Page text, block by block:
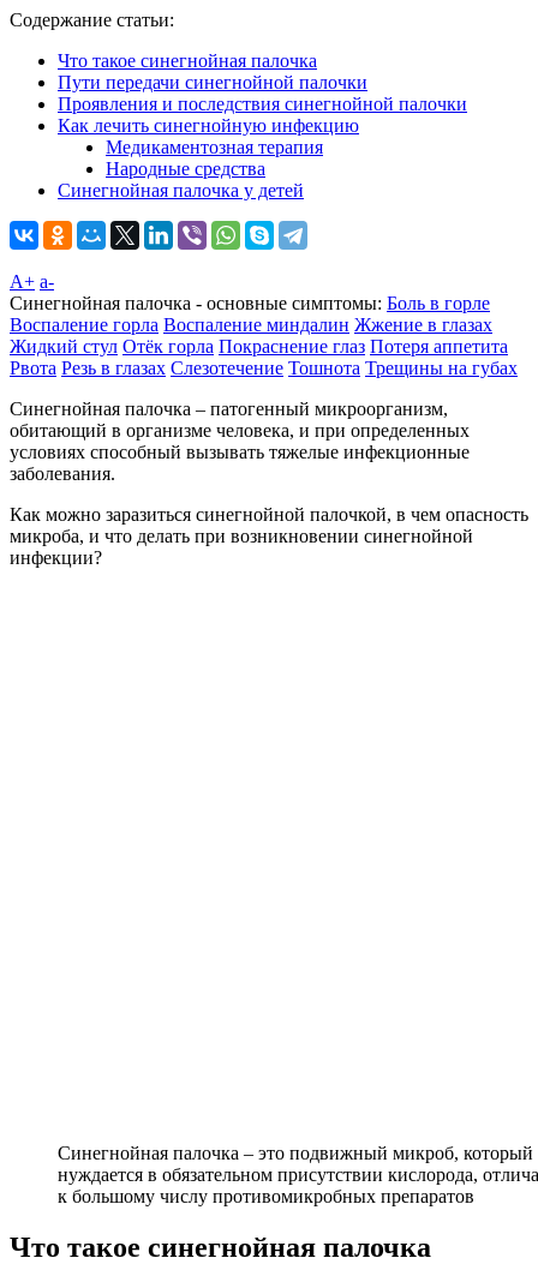
Содержание статьи:
Что такое синегнойная палочка
Пути передачи синегнойной палочки
Проявления и последствия синегнойной палочки
Как лечить синегнойную инфекцию
Медикаментозная терапия
Народные средства
Синегнойная палочка у детей
A+ а-
Синегнойная палочка - основные симптомы: Боль в горле
Воспаление горла Воспаление миндалин Жжение в глазах
Жидкий стул Отёк горла Покраснение глаз Потеря аппетита
Рвота Резь в глазах Слезотечение Тошнота Трещины на губах
Синегнойная палочка – патогенный микроорганизм,
обитающий в организме человека, и при определенных
условиях способный вызывать тяжелые инфекционные
заболевания.
Как можно заразиться синегнойной палочкой, в чем опасность
микроба, и что делать при возникновении синегнойной
инфекции?
Синегнойная палочка – это подвижный микроб, который
нуждается в обязательном присутствии кислорода,
к большому числу противомикробных препаратов
Что такое синегнойная палочка